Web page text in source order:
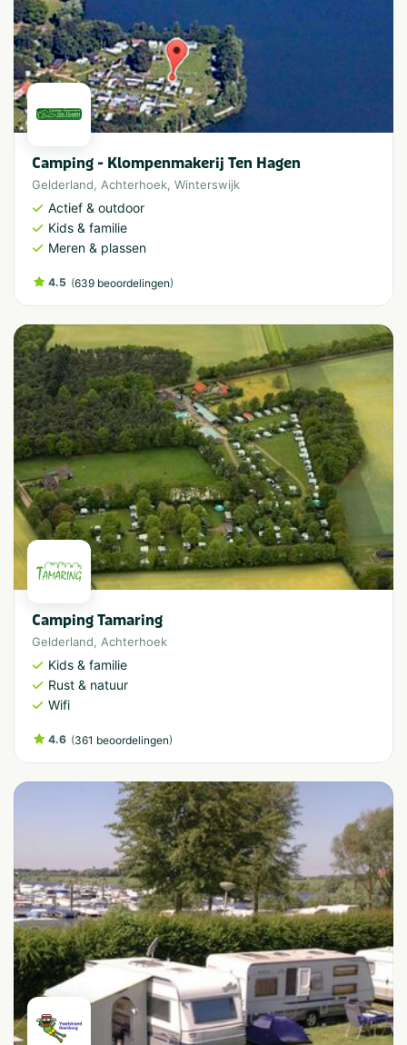
Camping - Klompenmakerij Ten Hagen
Gelderland, Achterhoek, Winterswijk
Actief & outdoor
Kids & familie
Meren & plassen
4.5 (639 beoordelingen)
Camping Tamaring
Gelderland, Achterhoek
Kids & familie
Rust & natuur
Wifi
4.6 (361 beoordelingen)